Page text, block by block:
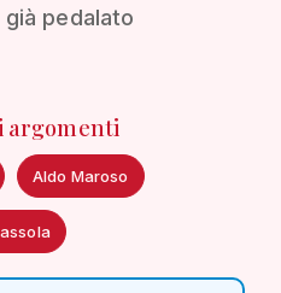
pedalato
argomenti
Aldo Maroso